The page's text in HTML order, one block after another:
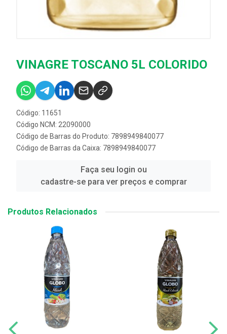
VINAGRE TOSCANO 5L COLORIDO
Código: 11651
Código NCM: 22090000
Código de Barras do Produto: 7898949840077
Código de Barras da Caixa: 7898949840077
Faça seu login ou
cadastre-se para ver preços e comprar
Produtos Relacionados